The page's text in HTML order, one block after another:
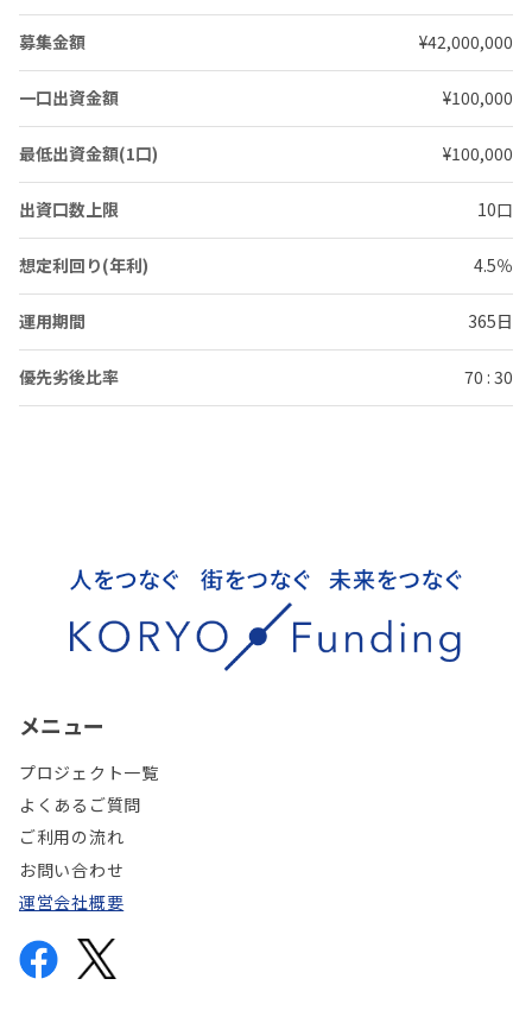
募集金額 ¥42,000,000
一口出資金額 ¥100,000
最低出資金額(1口) ¥100,000
出資口数上限 10口
想定利回り(年利) 4.5％
運用期間 365日
優先劣後比率 70 : 30
メニュー
プロジェクト一覧
よくあるご質問
ご利用の流れ
お問い合わせ
運営会社概要